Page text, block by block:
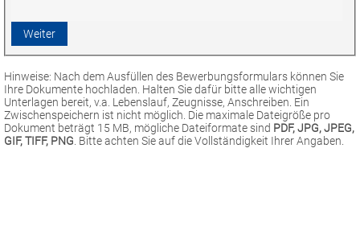
Hinweise: Nach dem Ausfüllen des Bewerbungsformulars können Sie
Ihre Dokumente hochladen. Halten Sie dafür bitte alle wichtigen
Unterlagen bereit, v.a. Lebenslauf, Zeugnisse, Anschreiben. Ein
Zwischenspeichern ist nicht möglich. Die maximale Dateigröße pro
Dokument beträgt 15 MB, mögliche Dateiformate sind PDF, JPG, JPEG,
GIF, TIFF, PNG . Bitte achten Sie auf die Vollständigkeit Ihrer Angaben.